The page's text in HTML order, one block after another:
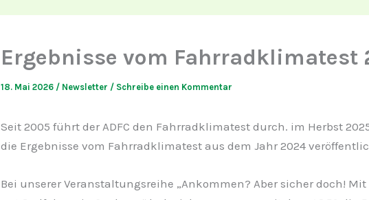
Ergebnisse vom Fahrradklimatest
18. Mai 2026 / Newsletter / Schreibe einen Kommentar
Seit 2005 führt der ADFC den Fahrradklimatest durch. im Herbst
die Ergebnisse vom Fahrradklimatest aus dem Jahr 2024
Bei unserer Veranstaltungsreihe „Ankommen? Aber sicher doch!